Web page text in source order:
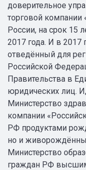
доверительное
торговой компании
России, на срок 15
2017 года. И в 2017
отведённый для
Российской
Правительства в
юридических лиц.
Министерство
компании
РФ продуктами
но и
Министерство
граждан РФ